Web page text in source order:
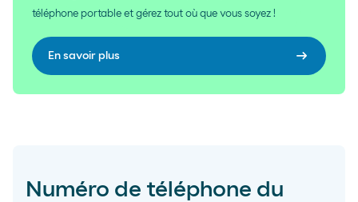
téléphone portable et gérez tout où que vous soyez !
En savoir plus arrow_right_alt
Numéro de téléphone du